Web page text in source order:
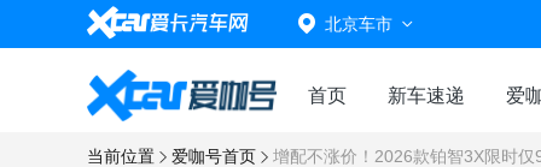
北京车市
首页 新车速递 爱
当前位置 爱咖号首页 增配不涨价！2026款铂智3X限时仅